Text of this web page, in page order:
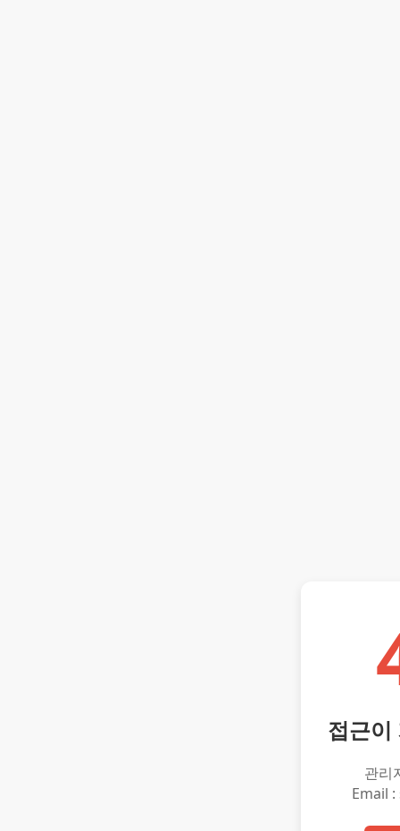
접근이
관리
Email